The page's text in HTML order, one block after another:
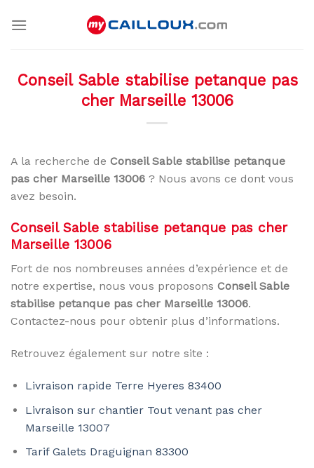
Conseil Sable stabilise petanque pas
cher Marseille 13006
A la recherche de Conseil Sable stabilise petanque
pas cher Marseille 13006 ? Nous avons ce dont vous
avez besoin.
Conseil Sable stabilise petanque pas cher
Marseille 13006
Fort de nos nombreuses années d’expérience et de
notre expertise, nous vous proposons Conseil Sable
stabilise petanque pas cher Marseille 13006.
Contactez-nous pour obtenir plus d’informations.
Retrouvez également sur notre site :
Livraison rapide Terre Hyeres 83400
Livraison sur chantier Tout venant pas cher
Marseille 13007
Tarif Galets Draguignan 83300